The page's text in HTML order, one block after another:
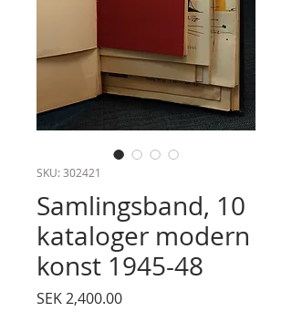
SKU: 302421
Samlingsband, 10
kataloger modern
konst 1945-48
SEK 2,400.00Price